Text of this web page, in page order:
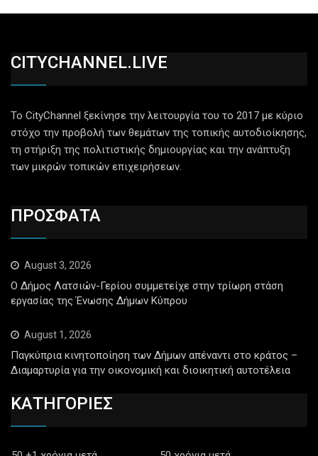
CITYCHANNEL.LIVE
Το CityChannel ξεκίνησε την λειτουργία του το 2017 με κύριο
στόχο την προβολή των θεμάτων της τοπικής αυτοδιοίκησης,
τη στήριξη της πολιτιστικής δημιουργίας και την ανάπτυξη
των μικρών τοπικών επιχειρήσεων.
ΠΡΟΣΦΑΤΑ
August 3, 2026
Ο Δήμος Λατσιών-Γερίου συμμετείχε στην τρίωρη στάση
εργασίας της Ένωσης Δήμων Κύπρου
August 1, 2026
Παγκύπρια κινητοποίηση των Δήμων απέναντι στο κράτος –
Διαμαρτυρία για την οικονομική και διοικητική αυτοτέλεια
ΚΑΤΗΓΟΡΙΕΣ